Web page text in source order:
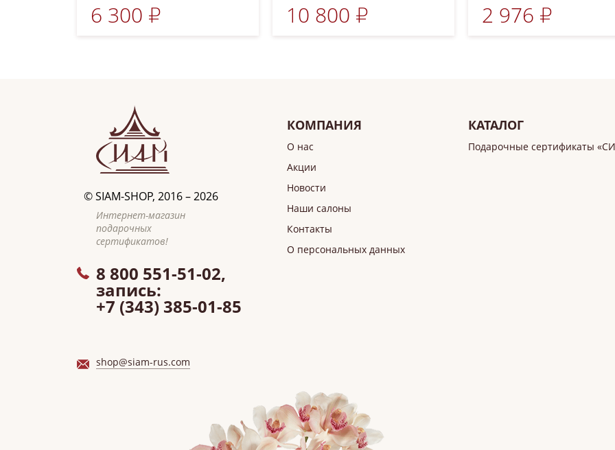
6 300 ₽ 10 800 ₽ 2 976 ₽
©SIAM-SHOP, 2016 – 2026
Интернет-магазин
подарочных
сертификатов!
8 800 551-51-02,
запись:
+7 (343) 385-01-85
shop@siam-rus.com
КОМПАНИЯ
О нас
Акции
Новости
Наши салоны
Контакты
О персональных данных
КАТАЛОГ
Подарочные сертификаты